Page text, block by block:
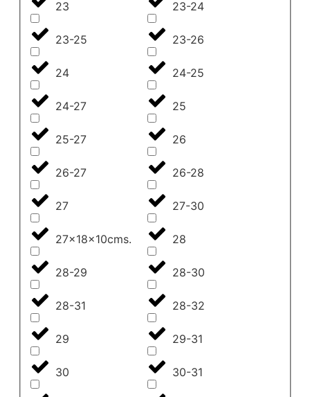
23 23-24
23-25 23-26
24 24-25
24-27 25
25-27 26
26-27 26-28
27 27-30
27x18x10cms. 28
28-29 28-30
28-31 28-32
29 29-31
30 30-31